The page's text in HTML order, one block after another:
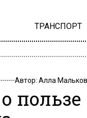
ТРАНСПОРТ
Автор: Алла
пользе